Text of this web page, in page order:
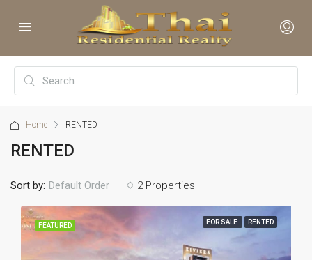
Home RENTED
RENTED
2 Properties
Sort by: Default Order
FEATURED FOR SALE RENTED